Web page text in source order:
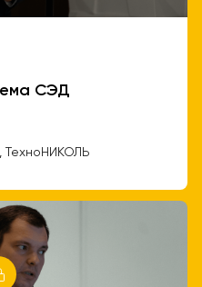
СЭД
ТехноНИКОЛЬ